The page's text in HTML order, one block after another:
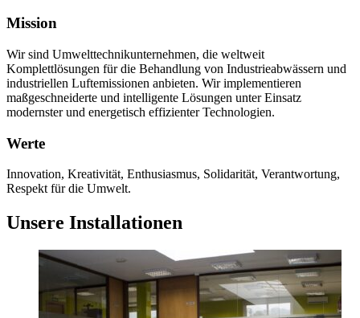
Mission
Wir sind Umwelttechnikunternehmen, die weltweit
Komplettlösungen für die Behandlung von Industrieabwässern und
industriellen Luftemissionen anbieten. Wir implementieren
maßgeschneiderte und intelligente Lösungen unter Einsatz
modernster und energetisch effizienter Technologien.
Werte
Innovation, Kreativität, Enthusiasmus, Solidarität, Verantwortung,
Respekt für die Umwelt.
Unsere Installationen